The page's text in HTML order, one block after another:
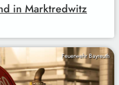
in Marktredwitz
Feuerwehr Bayreuth